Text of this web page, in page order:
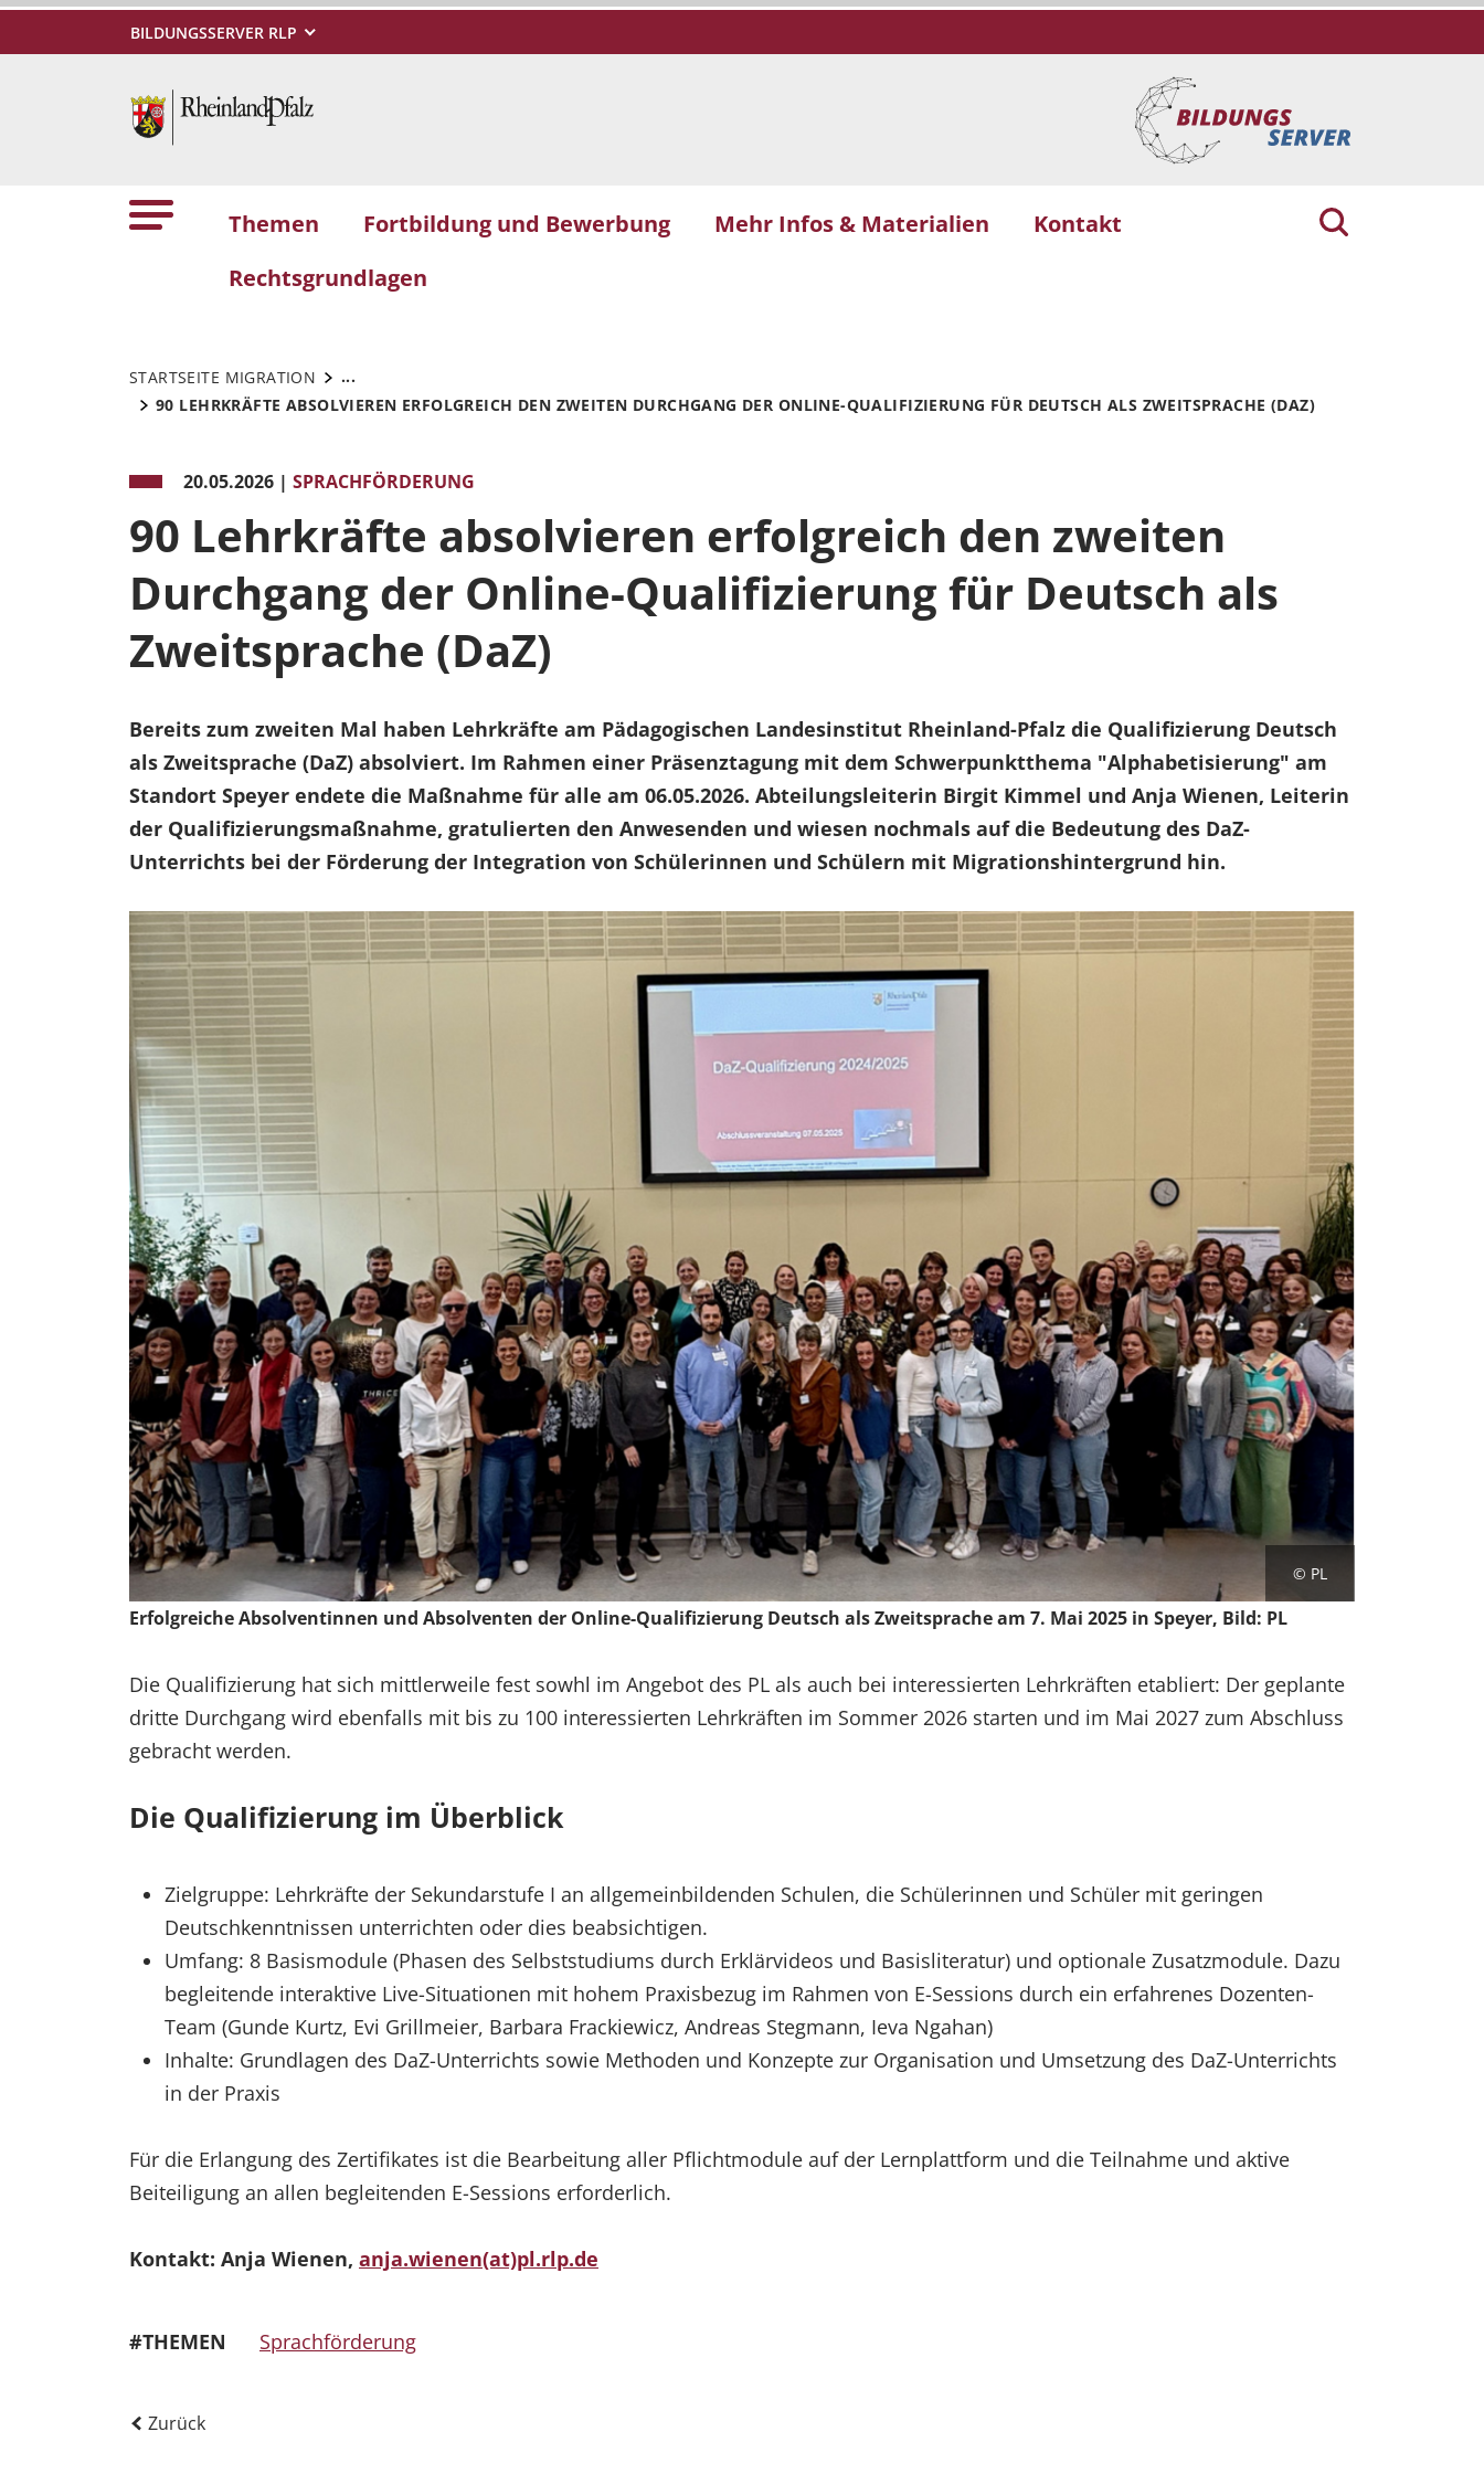
BILDUNGSSERVER RLP
Themen Fortbildung und Bewerbung Mehr Infos & Materialien
Kontakt
Rechtsgrundlagen
STARTSEITE MIGRATION
...
90 LEHRKRÄFTE ABSOLVIEREN ERFOLGREICH DEN ZWEITEN DURCHGANG DER ONLINE-QUALIFIZIERUNG FÜR DEUTSCH ALS ZWEITSPRACHE (DAZ)
20.05.2026 | SPRACHFÖRDERUNG
90 Lehrkräfte absolvieren erfolgreich den zweiten
Durchgang der Online-Qualifizierung für Deutsch als
Zweitsprache (DaZ)
Bereits zum zweiten Mal haben Lehrkräfte am Pädagogischen Landesinstitut Rheinland-Pfalz die Qualifizierung Deutsch
als Zweitsprache (DaZ) absolviert. Im Rahmen einer Präsenztagung mit dem Schwerpunktthema "Alphabetisierung" am
Standort Speyer endete die Maßnahme für alle am 06.05.2026. Abteilungsleiterin Birgit Kimmel und Anja Wienen, Leiterin
der Qualifizierungsmaßnahme, gratulierten den Anwesenden und wiesen nochmals auf die Bedeutung des DaZ-
Unterrichts bei der Förderung der Integration von Schülerinnen und Schülern mit Migrationshintergrund hin.
© PL
Erfolgreiche Absolventinnen und Absolventen der Online-Qualifizierung Deutsch als Zweitsprache am 7. Mai 2025 in Speyer, Bild: PL
Die Qualifizierung hat sich mittlerweile fest sowhl im Angebot des PL als auch bei interessierten Lehrkräften etabliert: Der geplante
dritte Durchgang wird ebenfalls mit bis zu 100 interessierten Lehrkräften im Sommer 2026 starten und im Mai 2027 zum Abschluss
gebracht werden.
Die Qualifizierung im Überblick
Zielgruppe: Lehrkräfte der Sekundarstufe I an allgemeinbildenden Schulen, die Schülerinnen und Schüler mit geringen
Deutschkenntnissen unterrichten oder dies beabsichtigen.
Umfang: 8 Basismodule (Phasen des Selbststudiums durch Erklärvideos und Basisliteratur) und optionale Zusatzmodule. Dazu
begleitende interaktive Live-Situationen mit hohem Praxisbezug im Rahmen von E-Sessions durch ein erfahrenes Dozenten-
Team (Gunde Kurtz, Evi Grillmeier, Barbara Frackiewicz, Andreas Stegmann, Ieva Ngahan)
Inhalte: Grundlagen des DaZ-Unterrichts sowie Methoden und Konzepte zur Organisation und Umsetzung des DaZ-Unterrichts
in der Praxis
Für die Erlangung des Zertifikates ist die Bearbeitung aller Pflichtmodule auf der Lernplattform und die Teilnahme und aktive
Beiteiligung an allen begleitenden E-Sessions erforderlich.
Kontakt: Anja Wienen, anja.wienen(at)pl.rlp.de
#THEMEN Sprachförderung
Zurück